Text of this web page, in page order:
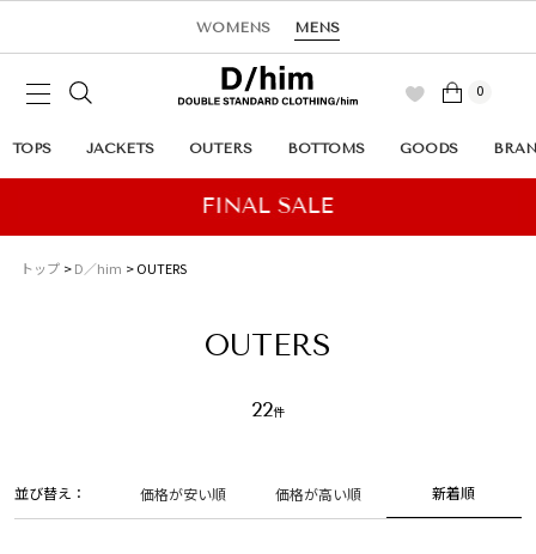
WOMENS MENS
0
TOPS JACKETS OUTERS BOTTOMS GOODS
トップ D／him OUTERS
OUTERS
並び替え 価格が安い順 価格が高い順 新着順
22